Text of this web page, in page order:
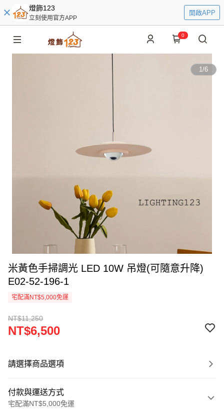
燈飾123
立刻使用官方APP
開啟APP
0
1/6
米黃色手掃調光 LED 10W 吊燈(可隨意升降)
E02-52-196-1
宅配滿NT$5,000免運
NT$11,250
NT$6,500
請選擇商品選項
付款與運送方式
宅配滿NT$5,000免運